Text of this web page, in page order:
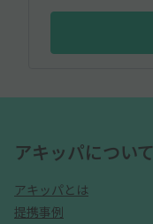
アキッパについて
アキッパとは
提携事例